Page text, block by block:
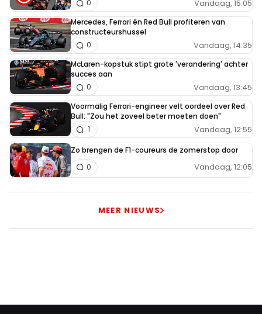
Vandaag, 15:05
0
Mercedes, Ferrari én Red Bull profiteren van
constructeurshussel
Vandaag, 14:35
0
McLaren-kopstuk stipt grote 'verandering' achter
succes aan
Vandaag, 13:45
0
Voormalig Ferrari-engineer velt oordeel over Red
Bull: "Zou het zoveel beter moeten doen"
Vandaag, 12:55
1
Zo brengen de F1-coureurs de zomerstop door
Vandaag, 12:05
0
MEER NIEUWS